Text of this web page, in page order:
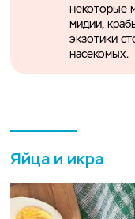
некоторые
мидии,
экзотики
насекомых.
Яйца и икра